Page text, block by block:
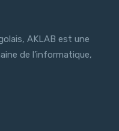
AKLAB est une
de l’informatique,